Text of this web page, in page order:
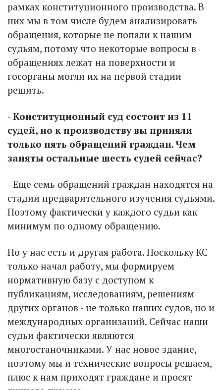
рамках конституционного производства. В
них мы в том числе будем анализировать
обращения, которые не попали к нашим
судьям, потому что некоторые вопросы в
обращениях лежат на поверхности и
госорганы могли их на первой стадии
решить.
- Конституционный суд состоит из 11
судей, но к производству вы приняли
только пять обращений граж­дан. Чем
заняты остальные шесть судей сейчас?
- Еще семь обращений граждан находятся на
стадии предварительного изучения судьями.
По­этому фактически у каждого судьи как
минимум по одному обращению.
Но у нас есть и другая работа. Поскольку КС
только начал работу, мы формируем
нормативную базу с доступом к
публикациям, исследованиям, решениям
других органов - не только наших судов, но и
международных организаций. Сейчас наши
судьи фактически являются
многостаночниками. У нас новое здание,
поэтому мы и технические вопросы решаем,
плюс к нам приходят граждане и просят